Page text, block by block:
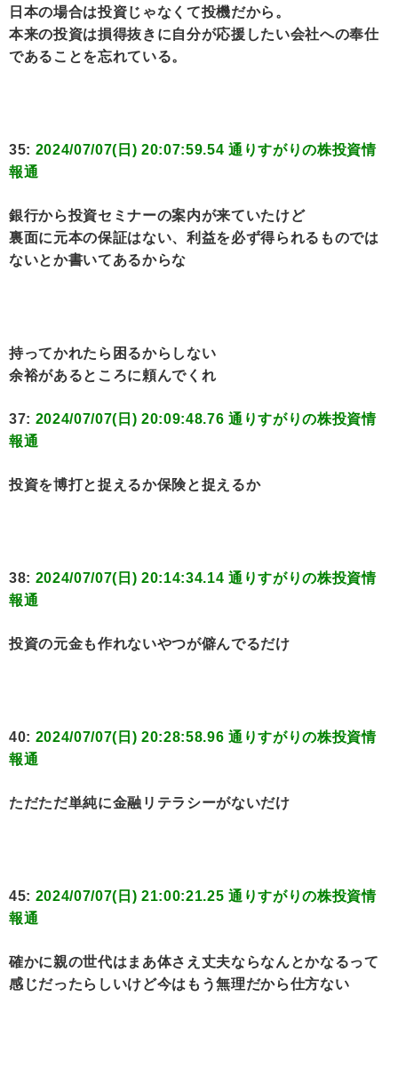
日本の場合は投資じゃなくて投機だから。
本来の投資は損得抜きに自分が応援したい会社への奉仕
であることを忘れている。
35: 2024/07/07(日) 20:07:59.54 通りすがりの株投資情
報通
銀行から投資セミナーの案内が来ていたけど
裏面に元本の保証はない、利益を必ず得られるものでは
ないとか書いてあるからな
持ってかれたら困るからしない
余裕があるところに頼んでくれ
37: 2024/07/07(日) 20:09:48.76 通りすがりの株投資情
報通
投資を博打と捉えるか保険と捉えるか
38: 2024/07/07(日) 20:14:34.14 通りすがりの株投資情
報通
投資の元金も作れないやつが僻んでるだけ
40: 2024/07/07(日) 20:28:58.96 通りすがりの株投資情
報通
ただただ単純に金融リテラシーがないだけ
45: 2024/07/07(日) 21:00:21.25 通りすがりの株投資情
報通
確かに親の世代はまあ体さえ丈夫ならなんとかなるって
感じだったらしいけど今はもう無理だから仕方ない